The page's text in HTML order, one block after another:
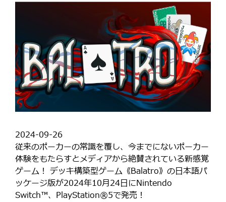
2024-09-26
従来のポーカーの常識を覆し、今までにないポーカー
体験をもたらすとメディアから絶賛されている新感覚
ゲーム！ デッキ構築型ゲーム《Balatro》の日本語パ
ッケージ版が2024年10月24日にNintendo
Switch™️、PlayStation®5で発売！